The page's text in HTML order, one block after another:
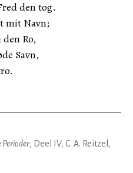
den tog.
mit Navn;
Ro,
Savn,
, Deel IV, C. A. Reitzel,